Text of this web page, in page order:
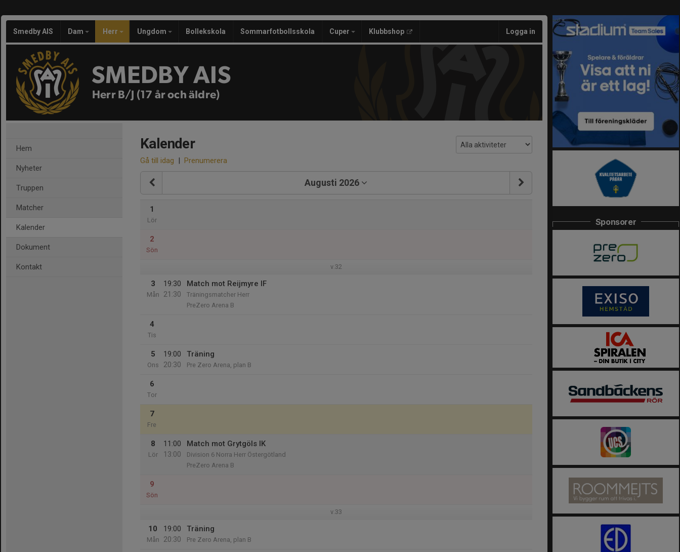
Smedby AIS Dam Herr Ungdom Bollekskola Sommarfotbollsskola Cuper Klubbshop Logga in
SMEDBY AIS
Herr B/J (17 år och äldre)
Hem
Nyheter
Truppen
Matcher
Kalender
Dokument
Kontakt
Kalender
Gå till idag | Prenumerera
Augusti 2026
1
Lör
2
Sön
v.32
3
Mån
19:30
21:30
Match mot Reijmyre IF
Träningsmatcher Herr
PreZero Arena B
4
Tis
5
Ons
19:00
20:30
Träning
Pre Zero Arena, plan B
6
Tor
7
Fre
8
Lör
11:00
13:00
Match mot Grytgöls IK
Division 6 Norra Herr Östergötland
PreZero Arena B
9
Sön
v.33
10
Mån
19:00
20:30
Träning
Pre Zero Arena, plan B
Sponsorer